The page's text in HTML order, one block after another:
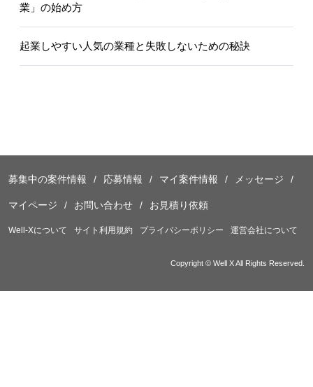
業」の始め方
起業しやすい人気の業種と失敗しないための秘訣
募集中の案件情報 応募情報 マイ案件情報 メッセージ
マイページ お問い合わせ お見積り依頼
Well-Xについて サイト利用規約 プライバシーポリシー 運営会社について
Copyright © Well X All Rights Reserved.